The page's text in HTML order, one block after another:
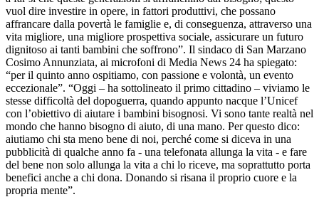
vuol dire investire in opere, in fattori produttivi, che possano
affrancare dalla povertà le famiglie e, di conseguenza, attraverso una
vita migliore, una migliore prospettiva sociale, assicurare un futuro
dignitoso ai tanti bambini che soffrono”. Il sindaco di San Marzano
Cosimo Annunziata, ai microfoni di Media News 24 ha spiegato:
“per il quinto anno ospitiamo, con passione e volontà, un evento
eccezionale”. “Oggi – ha sottolineato il primo cittadino – viviamo le
stesse difficoltà del dopoguerra, quando appunto nacque l’Unicef
con l’obiettivo di aiutare i bambini bisognosi. Vi sono tante realtà nel
mondo che hanno bisogno di aiuto, di una mano. Per questo dico:
aiutiamo chi sta meno bene di noi, perché come si diceva in una
pubblicità di qualche anno fa - una telefonata allunga la vita - e fare
del bene non solo allunga la vita a chi lo riceve, ma soprattutto porta
benefici anche a chi dona. Donando si risana il proprio cuore e la
propria mente”.